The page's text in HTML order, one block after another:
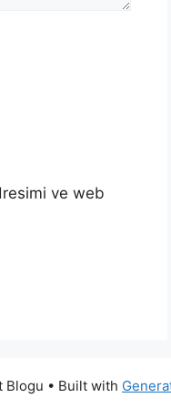
ve web
Blogu • Built with